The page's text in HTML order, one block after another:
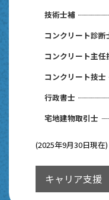
技術士補
コンクリート診断
コンクリート主任
コンクリート技士
行政書士
宅地建物取引士
(2025年9月30日現在)
キャリア支援